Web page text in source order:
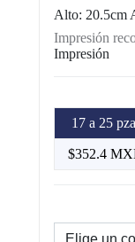
Alto: 20.5cm
Impresión
Impresión
17 a 25
$352.4